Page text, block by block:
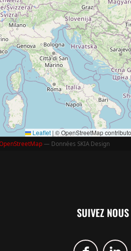
Leaflet |© OpenStreetMap
— Données SKIA Design
SUIVEZ NOUS